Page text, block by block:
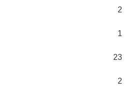
2
1
23
2